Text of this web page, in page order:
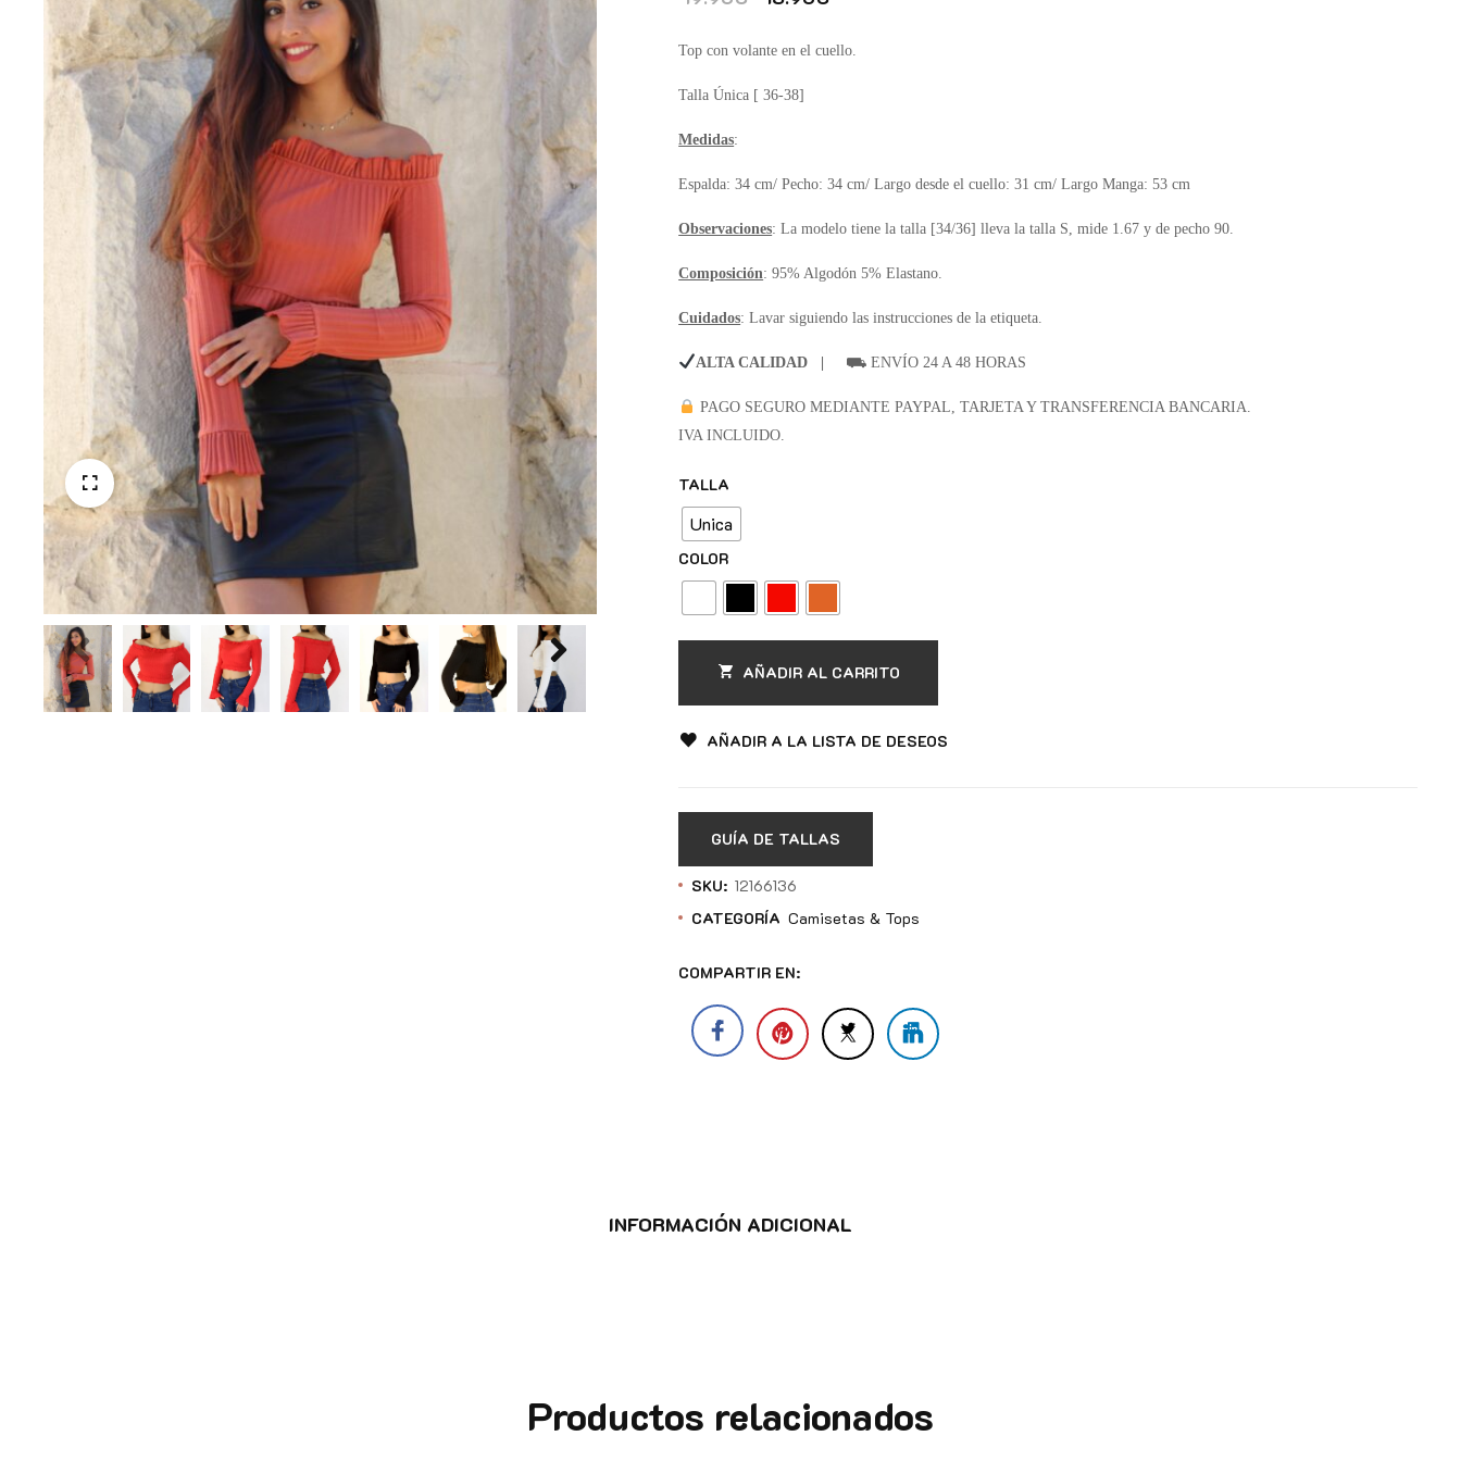
Top con volante en el cuello.
Talla Única [ 36-38]
Medidas:
Espalda: 34 cm/ Pecho: 34 cm/ Largo desde el cuello: 31 cm/ Largo Manga: 53 cm
Observaciones: La modelo tiene la talla [34/36] lleva la talla S, mide 1.67 y de pecho 90.
Composición: 95% Algodón 5% Elastano.
Cuidados: Lavar siguiendo las instrucciones de la etiqueta.
ALTA CALIDAD | ⛟ ENVÍO 24 A 48 HORAS
PAGO SEGURO MEDIANTE PAYPAL, TARJETA Y TRANSFERENCIA BANCARIA.
IVA INCLUIDO.
TALLA
Unica
COLOR
AÑADIR AL CARRITO
AÑADIR A LA LISTA DE DESEOS
GUÍA DE TALLAS
SKU: 12166136
CATEGORÍA Camisetas & Tops
COMPARTIR EN:
INFORMACIÓN ADICIONAL
Productos relacionados